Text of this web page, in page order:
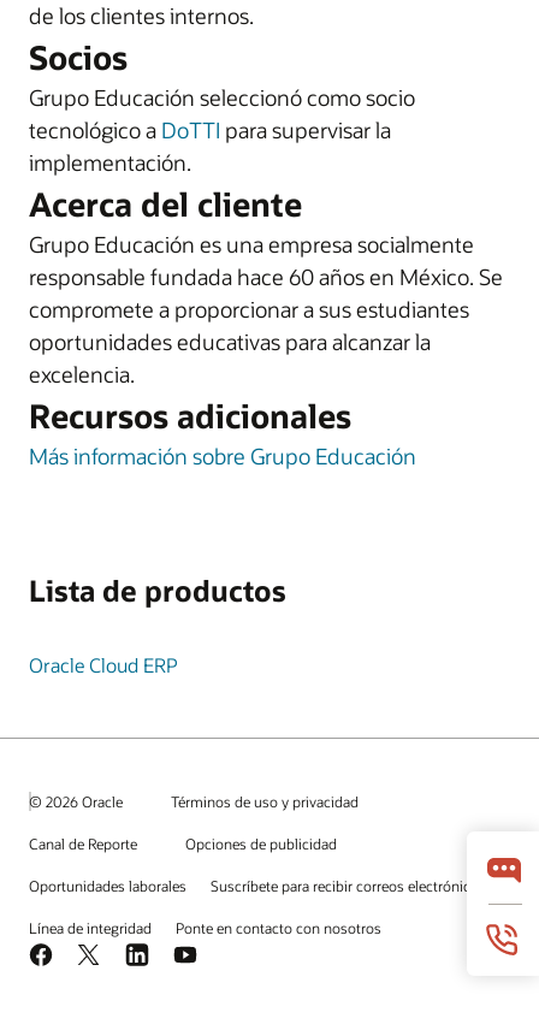
de los clientes internos.
Socios
Grupo Educación seleccionó como socio
tecnológico a DoTTI para supervisar la
implementación.
Acerca del cliente
Grupo Educación es una empresa socialmente
responsable fundada hace 60 años en México. Se
compromete a proporcionar a sus estudiantes
oportunidades educativas para alcanzar la
excelencia.
Recursos adicionales
Más información sobre Grupo Educación
Lista de productos
Oracle Cloud ERP
© 2026 Oracle Términos de uso y privacidad
Canal de Reporte Opciones de publicidad
Oportunidades laborales Suscríbete para recibir correos electrónicos
Línea de integridad Ponte en contacto con nosotros
Facebook
X LinkedInYouTube